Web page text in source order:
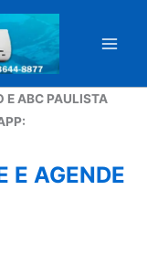
E ABC PAULISTA
E AGENDE